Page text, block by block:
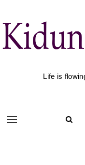
Life is